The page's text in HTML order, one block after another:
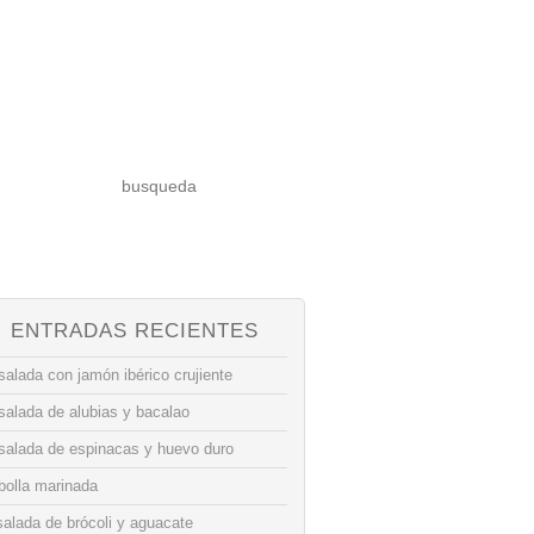
ENTRADAS RECIENTES
con jamón ibérico crujiente
de alubias y bacalao
de espinacas y huevo duro
marinada
de brócoli y aguacate